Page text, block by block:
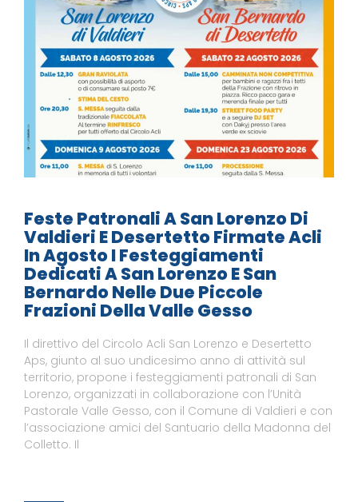
Feste Patronali A San Lorenzo Di
Valdieri E Desertetto Firmate Acli
In Agosto I Festeggiamenti
Dedicati A San Lorenzo E San
Bernardo Nelle Due Piccole
Frazioni Della Valle Gesso
Il direttivo del Circolo Acli San Lorenzo e Desertetto
Aps, giunto al suo undicesimo anno di attività sul
territorio, propone i festeggiamenti patronali di San
Lorenzo, organizzati in collaborazione con l’Unità
Pastorale Valle Gesso, con il Comune di Valdieri e con
l’associazione amici del Santuario della Madonna del
Colletto. Il